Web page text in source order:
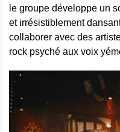
le groupe développe un
et irrésistiblement
collaborer avec des
rock psyché aux voix